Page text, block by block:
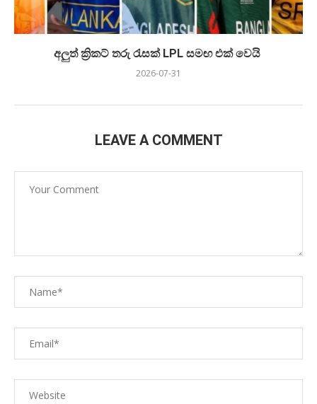
අලුත් ක්‍රිකට් තරු රැසක් LPL සමඟ එක් වෙයි
2026-07-31
LEAVE A COMMENT